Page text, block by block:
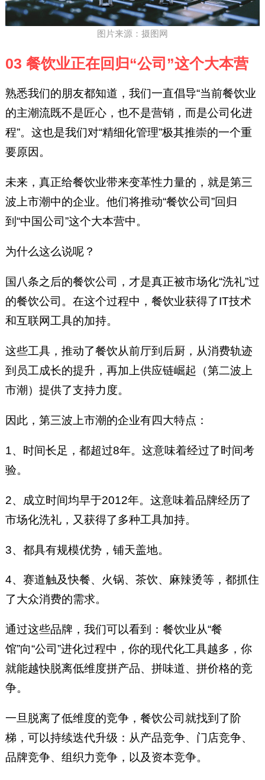
图片来源：摄图网
03 餐饮业正在回归“公司”这个大本营
熟悉我们的朋友都知道，我们一直倡导“当前餐饮业
的主潮流既不是匠心，也不是营销，而是公司化进
程”。这也是我们对“精细化管理”极其推崇的一个重
要原因。
未来，真正给餐饮业带来变革性力量的，就是第三
波上市潮中的企业。他们将推动“餐饮公司”回归
到“中国公司”这个大本营中。
为什么这么说呢？
国八条之后的餐饮公司，才是真正被市场化“洗礼”过
的餐饮公司。在这个过程中，餐饮业获得了IT技术
和互联网工具的加持。
这些工具，推动了餐饮从前厅到后厨，从消费轨迹
到员工成长的提升，再加上供应链崛起（第二波上
市潮）提供了支持力度。
因此，第三波上市潮的企业有四大特点：
1、时间长足，都超过8年。这意味着经过了时间考
验。
2、成立时间均早于2012年。这意味着品牌经历了
市场化洗礼，又获得了多种工具加持。
3、都具有规模优势，铺天盖地。
4、赛道触及快餐、火锅、茶饮、麻辣烫等，都抓住
了大众消费的需求。
通过这些品牌，我们可以看到：餐饮业从“餐
馆”向“公司”进化过程中，你的现代化工具越多，你
就能越快脱离低维度拼产品、拼味道、拼价格的竞
争。
一旦脱离了低维度的竞争，餐饮公司就找到了阶
梯，可以持续迭代升级：从产品竞争、门店竞争、
品牌竞争、组织力竞争，以及资本竞争。